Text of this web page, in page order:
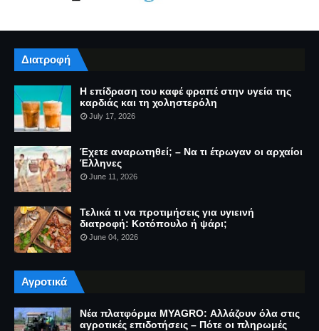
Διατροφή
Η επίδραση του καφέ φραπέ στην υγεία της
καρδιάς και τη χοληστερόλη
July 17, 2026
Έχετε αναρωτηθεί; – Να τι έτρωγαν οι αρχαίοι
Έλληνες
June 11, 2026
Τελικά τι να προτιμήσεις για υγιεινή
διατροφή: Κοτόπουλο ή ψάρι;
June 04, 2026
Αγροτικά
Νέα πλατφόρμα MYAGRO: Αλλάζουν όλα στις
αγροτικές επιδοτήσεις – Πότε οι πληρωμές